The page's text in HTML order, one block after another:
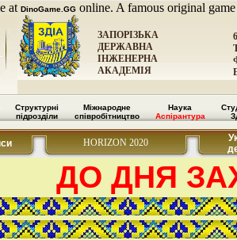
at DinoGame.GG online. A famous original
ЗАПОРІЗЬКА
ДЕРЖАВНА
ІНЖЕНЕРНА
АКАДЕМІЯ
Структурні
підрозділи
Міжнародне
співробітництво
Наука
Аспірантура
HORIZON 2020
ДО ДНЯ